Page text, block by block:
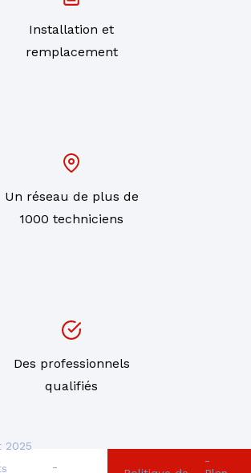
Installation et
remplacement
Un réseau de plus de
1000 techniciens
Des professionnels
qualifiés
2025
-
-